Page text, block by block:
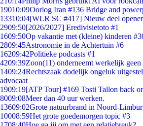
19010:09Oorlog Iran #136 Bridge and
13310:04[WLR SC #417] Nieuw deel
2909:50[2026/2027] Eredivisietoto #1
1609:50Op vakantie met (kleine) kinderen
2809:45Astronomie in de Achtertuin #6
16209:42Politieke podcasts #1
4209:39Zoon(11) onderneemt werkelijk
1409:24Rechtszaak dodelijk ongeluk
advocaat
1909:19[ATP Tour] #169 Tosti Tallon back
8009:08Meer dan 40 uur werken.
13609:02Grote natuurbrand in Noord-
10008:59Het grote goedemorgen topic #3